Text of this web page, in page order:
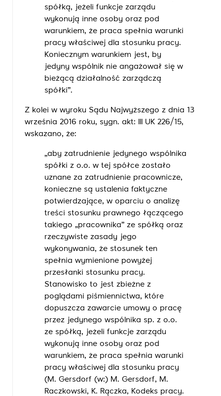
spółką, jeżeli funkcje zarządu
wykonują inne osoby oraz pod
warunkiem, że praca spełnia warunki
pracy właściwej dla stosunku pracy.
Koniecznym warunkiem jest, by
jedyny wspólnik nie angażował się w
bieżącą działalność zarządczą
spółki”.
Z kolei w wyroku Sądu Najwyższego z dnia 13
września 2016 roku, sygn. akt: III UK 226/15,
wskazano, że:
„aby zatrudnienie jedynego wspólnika
spółki z o.o. w tej spółce zostało
uznane za zatrudnienie pracownicze,
konieczne są ustalenia faktyczne
potwierdzające, w oparciu o analizę
treści stosunku prawnego łączącego
takiego „pracownika” ze spółką oraz
rzeczywiste zasady jego
wykonywania, że stosunek ten
spełnia wymienione powyżej
przesłanki stosunku pracy.
Stanowisko to jest zbieżne z
poglądami piśmiennictwa, które
dopuszcza zawarcie umowy o pracę
przez jedynego wspólnika sp. z o.o.
ze spółką, jeżeli funkcje zarządu
wykonują inne osoby oraz pod
warunkiem, że praca spełnia warunki
pracy właściwej dla stosunku pracy
(M. Gersdorf (w:) M. Gersdorf, M.
Raczkowski, K. Rączka, Kodeks pracy.